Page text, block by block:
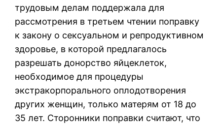
трудовым делам поддержала для
рассмотрения в третьем чтении поправку
к закону о сексуальном и репродуктивном
здоровье, в которой предлагалось
разрешать донорство яйцеклеток,
необходимое для процедуры
экстракорпорального оплодотворения
других женщин, только матерям от 18 до
35 лет. Сторонники поправки считают, что